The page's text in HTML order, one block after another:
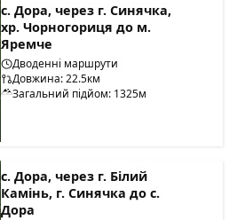
с. Дора, через г. Синячка,
хр. Чорногориця до м.
Яремче
Дводенні маршрути
Довжина: 22.5км
Загальний підйом: 1325м
с. Дора, через г. Білий
Камінь, г. Синячка до с.
Дора